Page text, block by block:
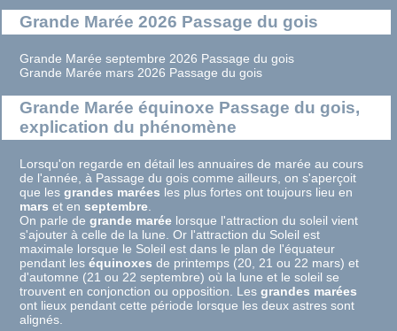
Grande Marée 2026 Passage du gois
Grande Marée septembre 2026 Passage du gois
Grande Marée mars 2026 Passage du gois
Grande Marée équinoxe Passage du gois,
explication du phénomène
Lorsqu'on regarde en détail les annuaires de marée au cours
de l'année, à Passage du gois comme ailleurs, on s'aperçoit
que lesgrandes marées les plus fortes ont toujours lieu en
mars et enseptembre
On parle degrande marée lorsque l'attraction du soleil vient
s'ajouter à celle de la lune. Or l'attraction du Soleil est
maximale lorsque le Soleil est dans le plan de l'équateur
pendant leséquinoxes de printemps (20, 21 ou 22 mars) et
d'automne (21 ou 22 septembre) où la lune et le soleil se
trouvent en conjonction ou opposition. Lesgrandes marées
ont lieux pendant cette période lorsque les deux astres sont
alignés.